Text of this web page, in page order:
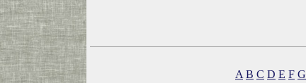
A B C D E F G